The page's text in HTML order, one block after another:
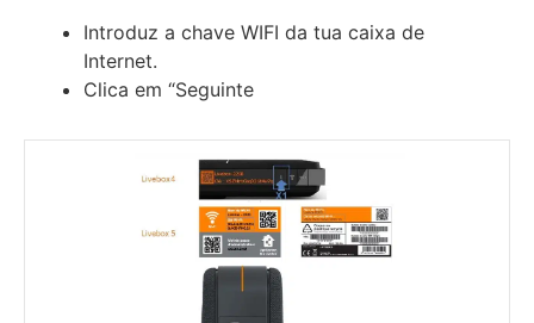
Introduz a chave WIFI da tua caixa de
Internet.
Clica em “Seguinte